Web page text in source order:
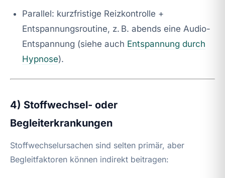
Parallel: kurzfristige Reizkontrolle +
Entspannungsroutine, z. B. abends eine Audio-
Entspannung (siehe auch Entspannung durch
Hypnose).
4) Stoffwechsel- oder
Begleiterkrankungen
Stoffwechselursachen sind selten primär, aber
Begleitfaktoren können indirekt beitragen: